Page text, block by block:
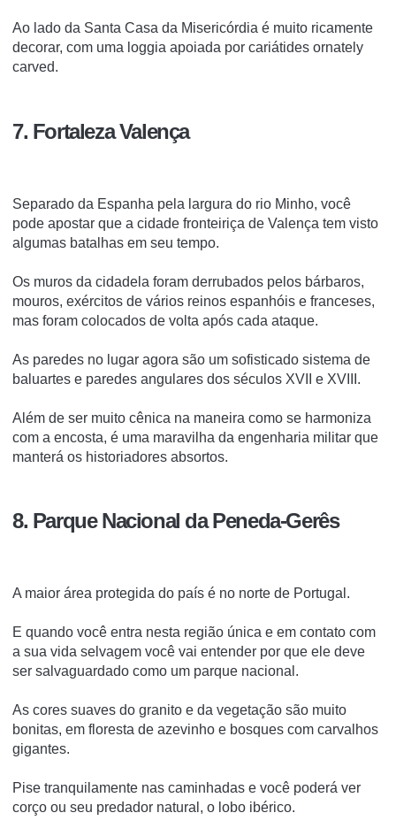
Ao lado da Santa Casa da Misericórdia é muito ricamente
decorar, com uma loggia apoiada por cariátides ornately
carved.
7. Fortaleza Valença
Separado da Espanha pela largura do rio Minho, você
pode apostar que a cidade fronteiriça de Valença tem visto
algumas batalhas em seu tempo.
Os muros da cidadela foram derrubados pelos bárbaros,
mouros, exércitos de vários reinos espanhóis e franceses,
mas foram colocados de volta após cada ataque.
As paredes no lugar agora são um sofisticado sistema de
baluartes e paredes angulares dos séculos XVII e XVIII.
Além de ser muito cênica na maneira como se harmoniza
com a encosta, é uma maravilha da engenharia militar que
manterá os historiadores absortos.
8. Parque Nacional da Peneda-Gerês
A maior área protegida do país é no norte de Portugal.
E quando você entra nesta região única e em contato com
a sua vida selvagem você vai entender por que ele deve
ser salvaguardado como um parque nacional.
As cores suaves do granito e da vegetação são muito
bonitas, em floresta de azevinho e bosques com carvalhos
gigantes.
Pise tranquilamente nas caminhadas e você poderá ver
corço ou seu predador natural, o lobo ibérico.